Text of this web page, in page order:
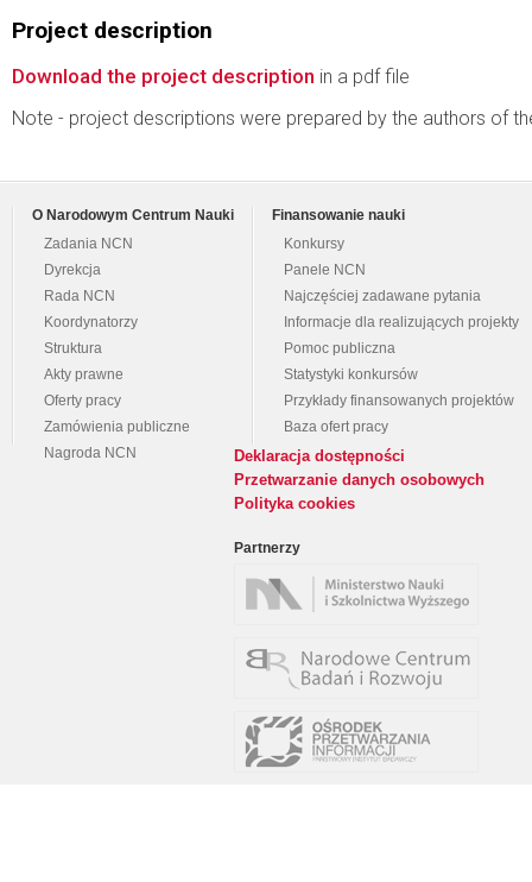
Project description
Download the project description in a pdf file
Note - project descriptions were prepared by the authors of
O Narodowym Centrum Nauki
Zadania NCN
Dyrekcja
Rada NCN
Koordynatorzy
Struktura
Akty prawne
Oferty pracy
Zamówienia publiczne
Nagroda NCN
Finansowanie nauki
Konkursy
Panele NCN
Najczęściej zadawane pytania
Informacje dla realizujących projekty
Pomoc publiczna
Statystyki konkursów
Przykłady finansowanych projektów
Baza ofert pracy
Deklaracja dostępności
Przetwarzanie danych osobowych
Polityka cookies
Partnerzy